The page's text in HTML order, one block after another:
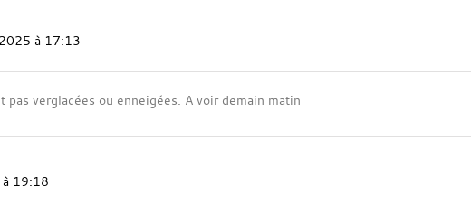
à 17:13
pas verglacées ou enneigées. A voir demain matin
19:18